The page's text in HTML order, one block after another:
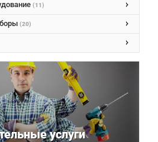
(11)
(20)
услуги